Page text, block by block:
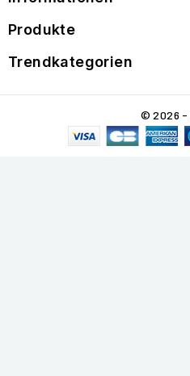
Produkte
Trendkategorien
© 2026 -